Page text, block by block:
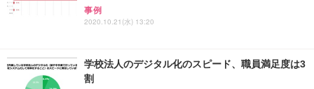
事例
2020.10.21(水) 13:20
学校法人のデジタル化のスピード、職員満足度は3
割